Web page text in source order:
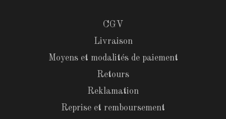
CGV
Livraison
Moyens et modalités de paiement
Retours
Reklamation
Reprise et remboursement